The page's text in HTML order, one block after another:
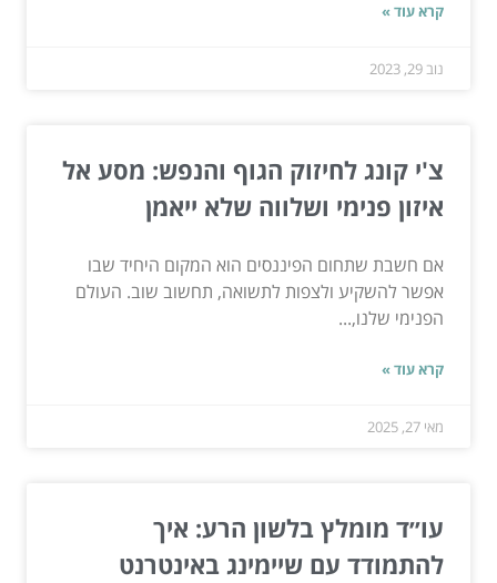
קרא עוד »
נוב 29, 2023
צ'י קונג לחיזוק הגוף והנפש: מסע אל
איזון פנימי ושלווה שלא ייאמן
אם חשבת שתחום הפיננסים הוא המקום היחיד שבו
אפשר להשקיע ולצפות לתשואה, תחשוב שוב. העולם
הפנימי שלנו,...
קרא עוד »
מאי 27, 2025
עו״ד מומלץ בלשון הרע: איך
להתמודד עם שיימינג באינטרנט